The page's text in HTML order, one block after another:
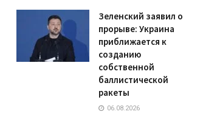
Зеленский заявил о
прорыве: Украина
приближается к
созданию
собственной
баллистической
ракеты
06.08.2026